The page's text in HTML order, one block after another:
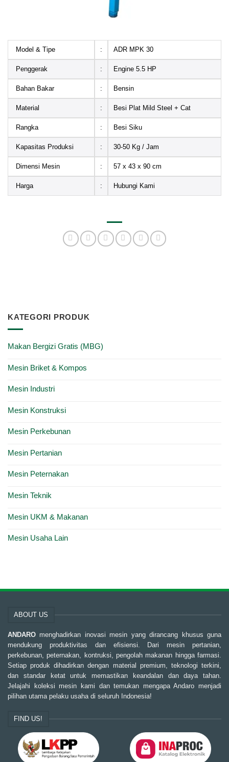
KATEGORI PRODUK
Makan Bergizi Gratis (MBG)
Mesin Briket & Kompos
Mesin Industri
Mesin Konstruksi
Mesin Perkebunan
Mesin Pertanian
Mesin Peternakan
Mesin Teknik
Mesin UKM & Makanan
Mesin Usaha Lain
Model & Tipe : ADR MPK 30
Penggerak : Engine 5.5 HP
Bahan Bakar : Bensin
Material : Besi Plat Mild Steel + Cat
Rangka : Besi Siku
Kapasitas Produksi : 30-50 Kg / Jam
Dimensi Mesin : 57 x 43 x 90 cm
Harga : Hubungi Kami
ABOUT US
ANDARO menghadirkan inovasi mesin yang dirancang khusus guna
mendukung produktivitas dan efisiensi. Dari mesin pertanian,
perkebunan, peternakan, kontruksi, pengolah makanan hingga farmasi.
Setiap produk dihadirkan dengan material premium, teknologi terkini,
dan standar ketat untuk memastikan keandalan dan daya tahan.
Jelajahi koleksi mesin kami dan temukan mengapa Andaro menjadi
pilihan utama pelaku usaha di seluruh Indonesia!
FIND US!